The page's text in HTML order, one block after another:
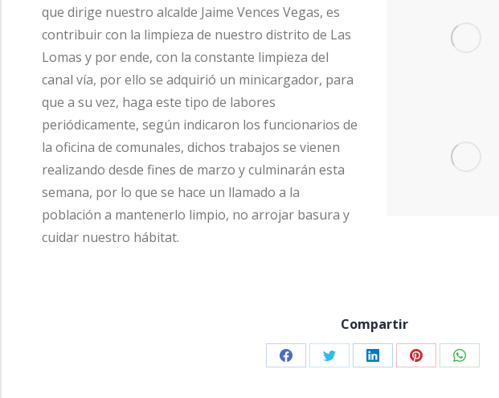
que dirige nuestro alcalde Jaime Vences Vegas, es
contribuir con la limpieza de nuestro distrito de Las
Lomas y por ende, con la constante limpieza del
canal vía, por ello se adquirió un minicargador, para
que a su vez, haga este tipo de labores
periódicamente, según indicaron los funcionarios de
la oficina de comunales, dichos trabajos se vienen
realizando desde fines de marzo y culminarán esta
semana, por lo que se hace un llamado a la
población a mantenerlo limpio, no arrojar basura y
cuidar nuestro hábitat.
Compartir
Share Share Share Share Share